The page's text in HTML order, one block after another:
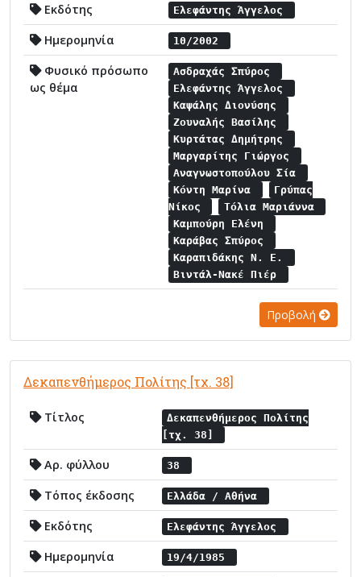
Εκδότης Ελεφάντης Άγγελος
Ημερομηνία 10/2002
Φυσικό πρόσωπο
ως θέμα
Ασδραχάς Σπύρος
Ελεφάντης Άγγελος
Καψάλης Διονύσης
Ζουναλής Βασίλης
Κυρτάτας Δημήτρης
Μαργαρίτης Γιώργος
Αναγνωστοπούλου Σία
Κόντη Μαρίνα
Γρύπας
Νίκος
Τόλια Μαριάννα
Καμπούρη Ελένη
Καράβας Σπύρος
Καραπιδάκης Ν. Ε.
Βιντάλ-Νακέ Πιέρ
Προβολή
Δεκαπενθήμερος Πολίτης [τχ. 38]
Τίτλος
Δεκαπενθήμερος Πολίτης
[τχ. 38]
Αρ. φύλλου 38
Τόπος έκδοσης Ελλάδα / Αθήνα
Εκδότης Ελεφάντης Άγγελος
Ημερομηνία 19/4/1985